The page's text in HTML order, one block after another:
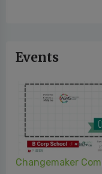
Events
Changemaker